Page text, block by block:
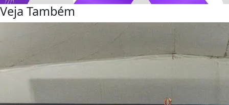
Veja Também